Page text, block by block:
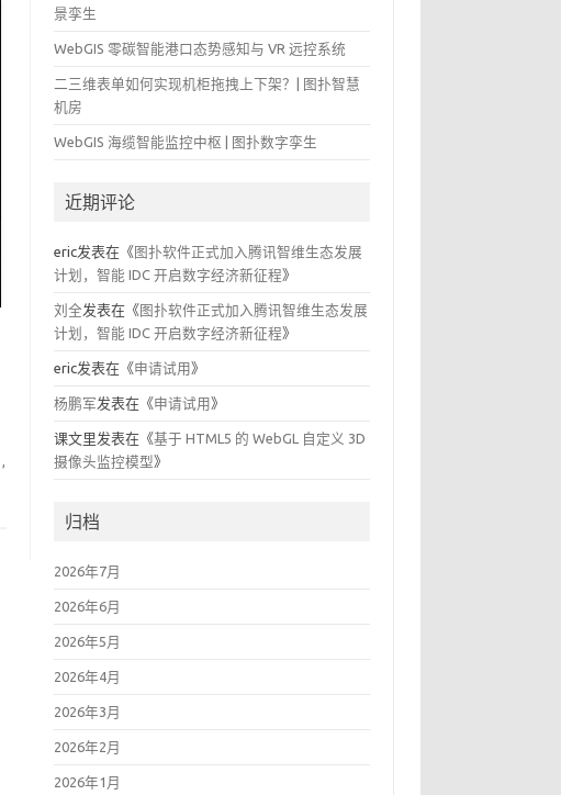
,
景孪生
WebGIS 零碳智能港口态势感知与 VR 远控系统
二三维表单如何实现机柜拖拽上下架？| 图扑智慧
机房
WebGIS 海缆智能监控中枢 | 图扑数字孪生
近期评论
eric发表在《 图扑软件正式加入腾讯智维生态发展
计划，智能 IDC 开启数字经济新征程》
刘全发表在《 图扑软件正式加入腾讯智维生态发展
计划，智能 IDC 开启数字经济新征程》
eric发表在《申请试用 》
杨鹏军发表在《申请试用 》
课文里发表在《基于 HTML5 的 WebGL 自定义 3D
摄像头监控模型》
归档
2026年7月
2026年6月
2026年5月
2026年4月
2026年3月
2026年2月
2026年1月